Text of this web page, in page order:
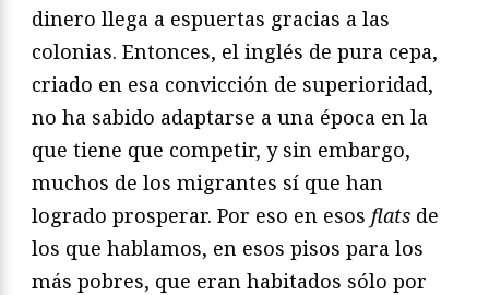
dinero llega a espuertas gracias a las
colonias. Entonces, el inglés de pura cepa,
criado en esa convicción de superioridad,
no ha sabido adaptarse a una época en la
que tiene que competir, y sin embargo,
muchos de los migrantes sí que han
logrado prosperar. Por eso en esos flats de
los que hablamos, en esos pisos para los
más pobres, que eran habitados sólo por